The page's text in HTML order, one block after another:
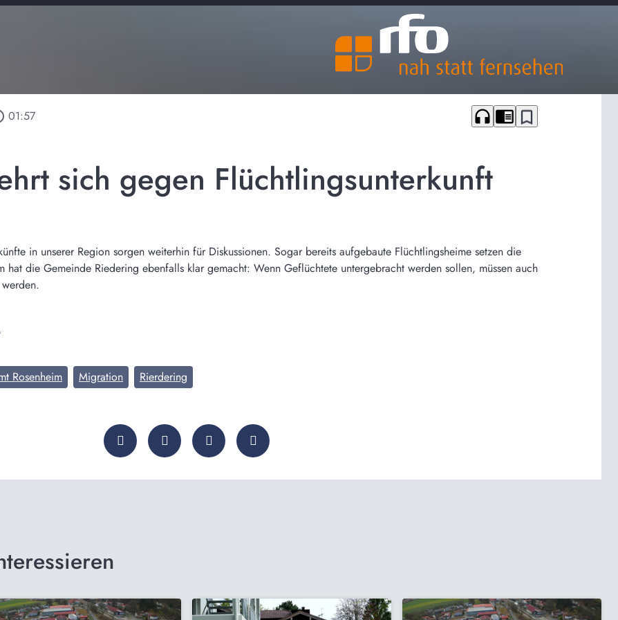
01:57 headphones chrome_reader_mode bookmark_border
sich gegen Flüchtlingsunterkunft
in unserer Region sorgen weiterhin für Diskussionen. Sogar bereits aufgebaute Flüchtlingsheime setzen die
hat die Gemeinde Riedering ebenfalls klar gemacht: Wenn Geflüchtete untergebracht werden sollen, müssen auch
Rosenheim Migration Rierdering